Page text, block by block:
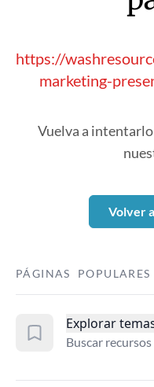
https://
marketing-
Vuelva a
Volver
PÁGINAS POPULARES
Explorar
Buscar